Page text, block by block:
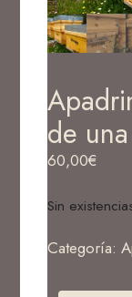
de
60,00€
Sin
Categoría: